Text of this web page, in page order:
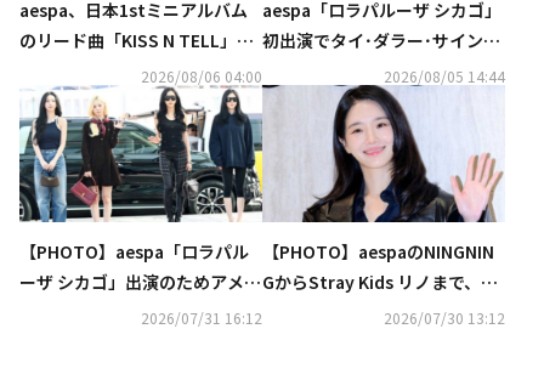
aespa、日本1stミニアルバム
のリード曲「KISS N TELL」が
オリコン週間ストリーミング急
上昇ランキングで1位に！
2026/08/06 04:00
aespa「ロラパルーザ シカゴ」
初出演でタイ･ダラー･サインと
コラボステージ披露！「Switc
hblade」MVもサプライズ公開
2026/08/05 14:44
【PHOTO】aespa「ロラパル
ーザ シカゴ」出演のためアメリ
カへ出国（動画あり）2026/07/31 16:12
【PHOTO】aespaのNINGNIN
GからStray Kids リノまで、ブ
ランド「GUCCI」のイベントに
2026/07/30 13:12